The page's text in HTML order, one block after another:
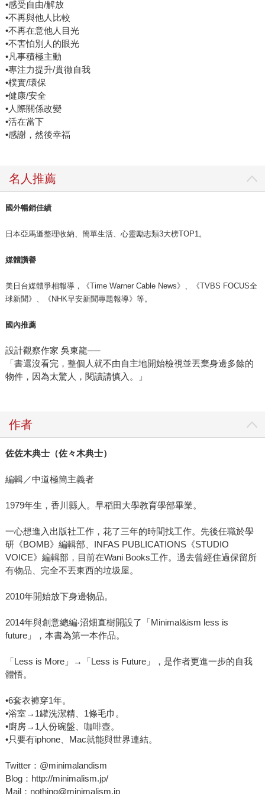
•感受自由/解放
•不再與他人比較
•不再在意他人目光
•不害怕別人的眼光
•凡事積極主動
•專注力提升/貫徹自我
•樸實/環保
•健康/安全
•人際關係改變
•活在當下
•感謝，然後幸福
名人推薦
國外暢銷佳績
日本亞馬遜整理收納、簡單生活、心靈勵志類3大榜TOP1。
媒體讚譽
美日台媒體爭相報導，《Time Warner Cable News》、《TVBS FOCUS全
球新聞》、《NHK早安新聞專題報導》等。
國內推薦
設計觀察作家 吳東龍──
「書還沒看完，整個人就不由自主地開始檢視並丟棄身邊多餘的
物件，因為太驚人，閱讀請慎入。」
作者
佐佐木典士（佐々木典士）
編輯／中道極簡主義者
1979年生，香川縣人。早稻田大學教育學部畢業。
一心想進入出版社工作，花了三年的時間找工作。先後任職於學
研《BOMB》編輯部、INFAS PUBLICATIONS《STUDIO
VOICE》編輯部，目前在Wani Books工作。過去曾經住過保留所
有物品、完全不丟東西的垃圾屋。
2010年開始放下身邊物品。
2014年與創意總編‧沼畑直樹開設了「Minimal&ism less is
future」，本書為第一本作品。
「Less is More」→「Less is Future」，是作者更進一步的自我
體悟。
•6套衣褲穿1年。
•浴室→1罐洗潔精、1條毛巾。
•廚房→1人份碗盤、咖啡壺。
•只要有iphone、Mac就能與世界連結。
Twitter：@minimalandism
Blog：http://minimalism.jp/
Mail：nothing@minimalism.jp